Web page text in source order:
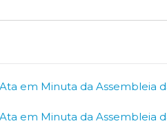
em Minuta da Assembleia
em Minuta da Assembleia